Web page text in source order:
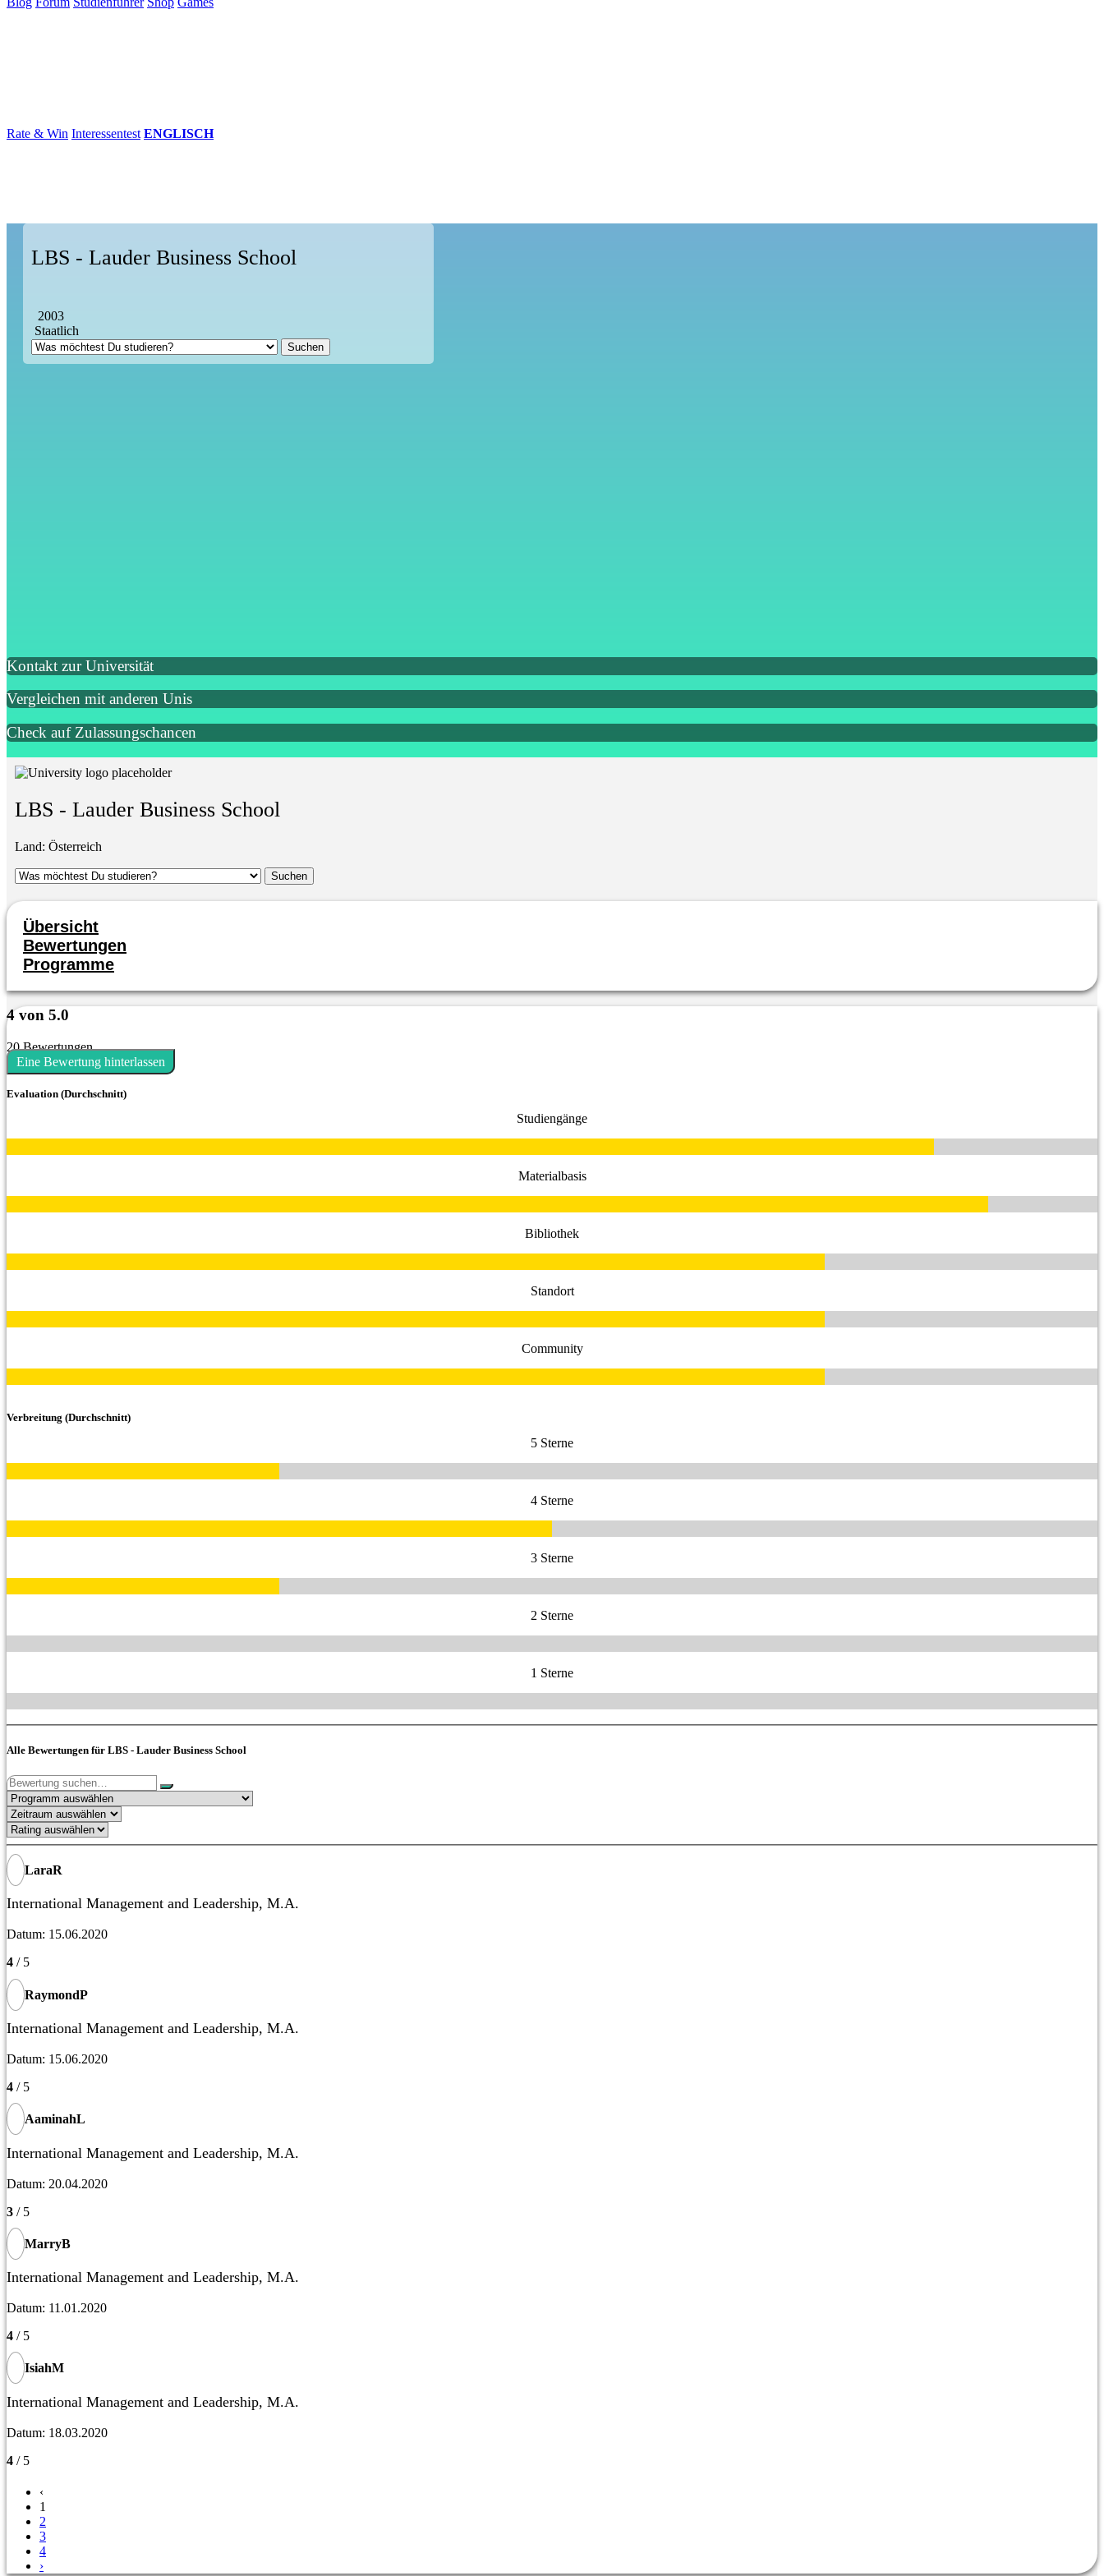
Rate & Win Interessentest ENGLISCH
LBS - Lauder Business School
2003
Staatlich
Kontakt zur Universität
Vergleichen mit anderen Unis
Check auf Zulassungschancen
LBS - Lauder Business School
Land: Österreich
Übersicht
Bewertungen
Programme
4 von 5.0
20 Bewertungen
Eine Bewertung hinterlassen
Evaluation (Durchschnitt)
Studiengänge
Materialbasis
Bibliothek
Standort
Community
Verbreitung (Durchschnitt)
5 Sterne
4 Sterne
3 Sterne
2 Sterne
1 Sterne
Alle Bewertungen für LBS - Lauder Business School
LaraR
International Management and Leadership, M.A.
Datum: 15.06.2020
4 / 5
RaymondP
International Management and Leadership, M.A.
Datum: 15.06.2020
4 / 5
AaminahL
International Management and Leadership, M.A.
Datum: 20.04.2020
3 / 5
MarryB
International Management and Leadership, M.A.
Datum: 11.01.2020
4 / 5
IsiahM
International Management and Leadership, M.A.
Datum: 18.03.2020
4 / 5
‹
1
2
3
4
›